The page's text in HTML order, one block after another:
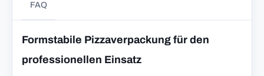
FAQ
Formstabile Pizzaverpackung für den
professionellen Einsatz